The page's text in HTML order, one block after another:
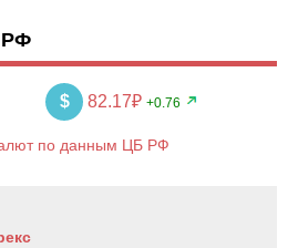
РФ
$ 82.17₽ +0.76
по данным ЦБ РФ